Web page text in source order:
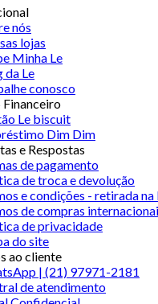
nós
lojas
Minha Le
da Le
conosco
Financeiro
Le biscuit
Dim Dim
e Respostas
de pagamento
de troca e devolução
e condições - retirada na
de compras
de privacidade
do site
ao cliente
| (21) 97971-2181
de atendimento